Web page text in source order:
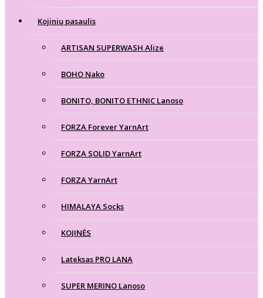
Kojinių pasaulis
ARTISAN SUPERWASH Alize
BOHO Nako
BONITO, BONITO ETHNIC Lanoso
FORZA Forever YarnArt
FORZA SOLID YarnArt
FORZA YarnArt
HIMALAYA Socks
KOJINĖS
Lateksas PRO LANA
SUPER MERINO Lanoso